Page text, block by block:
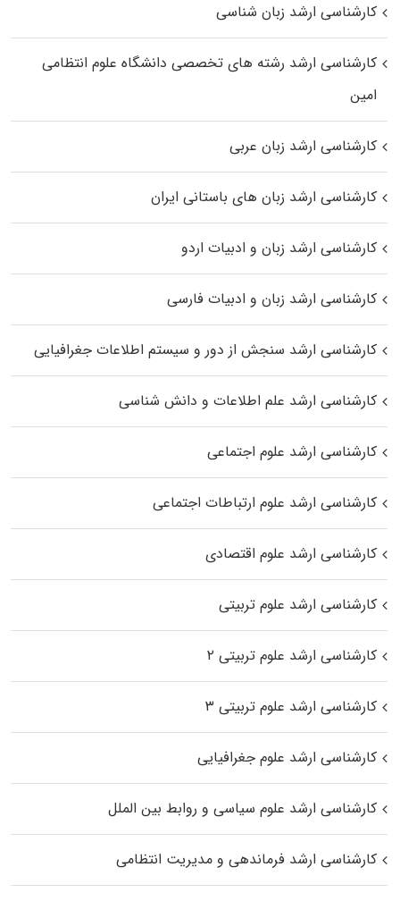
کارشناسی ارشد زبان شناسی
کارشناسی ارشد رﺷﺘﻪ ﻫﺎی تخصصی داﻧﺸﮕﺎه ﻋﻠﻮم انتظامی
اﻣﻴﻦ
کارشناسی ارشد زبان عربی
کارشناسی ارشد زبان‌ های باستانی ایران
کارشناسی ارشد زبان و ادبیات اردو
کارشناسی ارشد زبان و ادبیات فارسی
کارشناسی ارشد سنجش از دور و سیستم اطلاعات جغرافیایی
کارشناسی ارشد علم اطلاعات و دانش شناسی
کارشناسی ارشد علوم اجتماعی
کارشناسی ارشد علوم ارتباطات اجتماعی
کارشناسی ارشد علوم اقتصادی
کارشناسی ارشد علوم تربیتی
کارشناسی ارشد علوم تربیتی ۲
کارشناسی ارشد علوم تربیتی ۳
کارشناسی ارشد علوم جغرافیایی
کارشناسی ارشد علوم سیاسی و روابط بین الملل
کارشناسی ارشد فرماندهی و مدیریت انتظامی